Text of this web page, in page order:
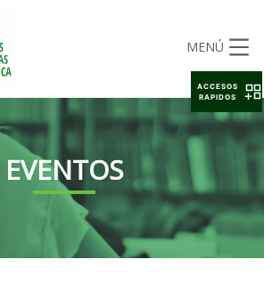
MENÚ
EVENTOS
ACCESOS
RAPIDOS